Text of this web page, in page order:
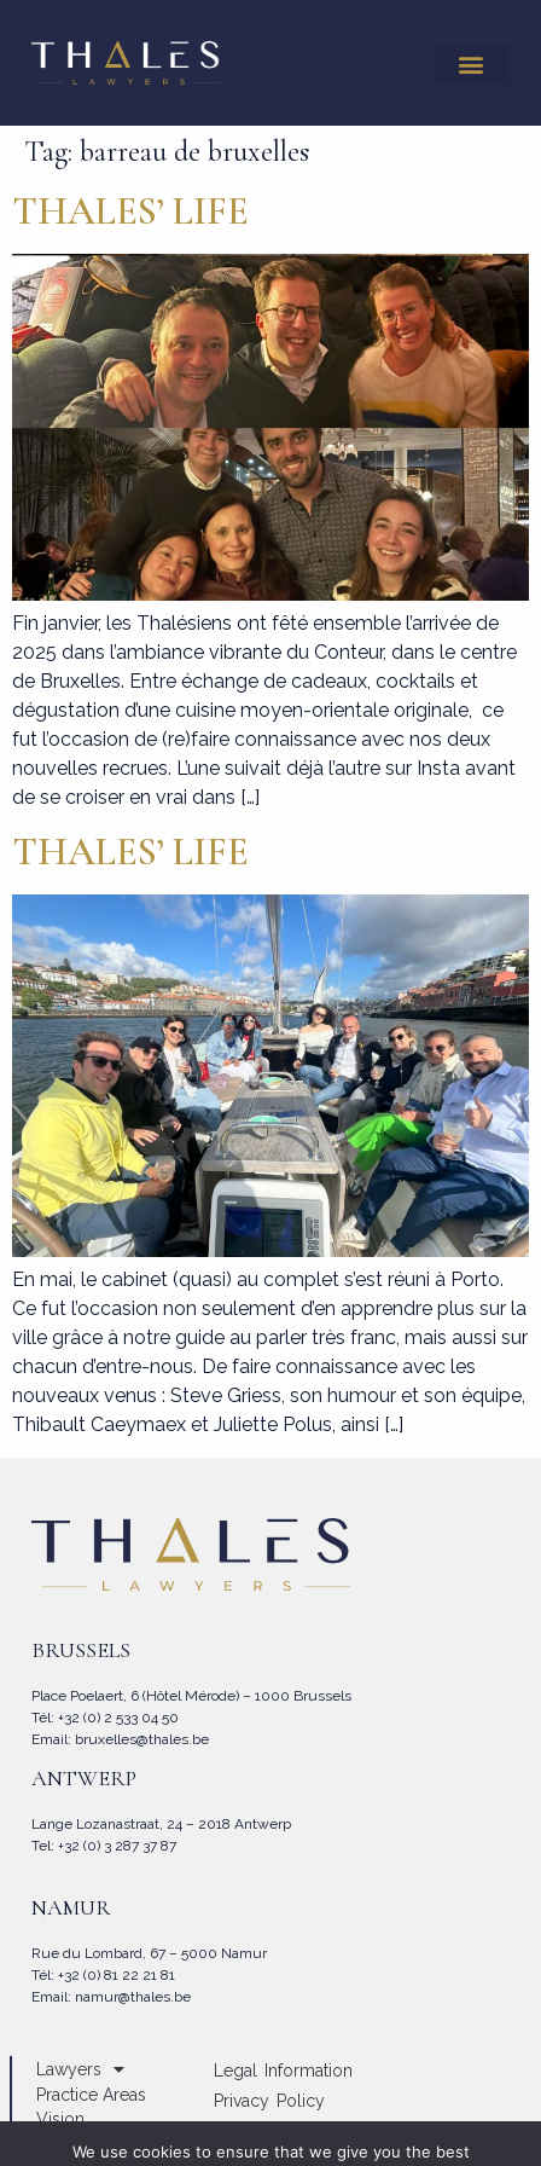
Tag: barreau de bruxelles
THALES’ LIFE
Fin janvier, les Thalésiens ont fêté ensemble l’arrivée de
2025 dans l’ambiance vibrante du Conteur, dans le centre
de Bruxelles. Entre échange de cadeaux, cocktails et
dégustation d’une cuisine moyen-orientale originale, ce
fut l’occasion de (re)faire connaissance avec nos deux
nouvelles recrues. L’une suivait déjà l’autre sur Insta avant
de se croiser en vrai dans […]
THALES’ LIFE
En mai, le cabinet (quasi) au complet s’est réuni à Porto.
Ce fut l’occasion non seulement d’en apprendre plus sur la
ville grâce à notre guide au parler très franc, mais aussi sur
chacun d’entre-nous. De faire connaissance avec les
nouveaux venus : Steve Griess, son humour et son équipe,
Thibault Caeymaex et Juliette Polus, ainsi […]
BRUSSELS
Place Poelaert, 6 (Hôtel Mérode) – 1000 Brussels
Tél: +32 (0) 2 533 04 50
Email: bruxelles@thales.be
ANTWERP
Lange Lozanastraat, 24 – 2018 Antwerp
Tel: +32 (0) 3 287 37 87
NAMUR
Rue du Lombard, 67 – 5000 Namur
Tél: +32 (0) 81 22 21 81
Email: namur@thales.be
Lawyers
Practice Areas
Vision
News
Legal Information
Privacy Policy
Conditions générales
We use cookies to ensure that we give you the best